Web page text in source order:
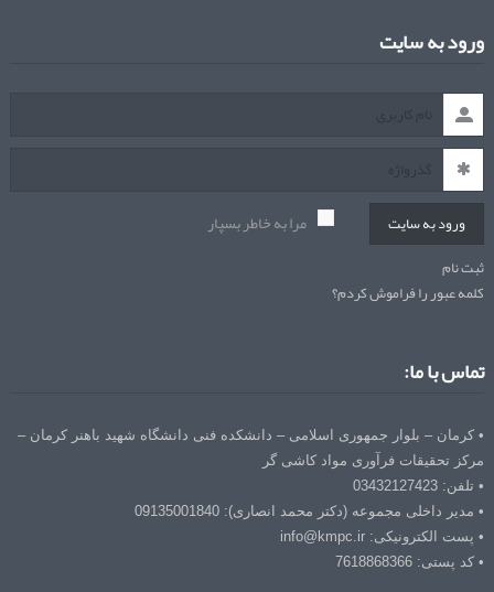
ورود به سایت
ورود به سایت مرا به خاطر بسپار
ثبت نام
کلمه عبور را فراموش کردم؟
تماس با ما:
• کرمان – بلوار جمهوری اسلامی – دانشکده فنی دانشگاه شهید باهنر کرمان –
مرکز تحقیقات فرآوری مواد کاشی گر
• تلفن: 03432127423
• مدیر داخلی مجموعه (دکتر محمد انصاری): 09135001840
• پست الکترونیکی: info@kmpc.ir
• کد پستی: 7618868366